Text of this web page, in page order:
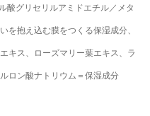
酸グリセリルアミドエチル／メタ
を抱え込む膜をつくる保湿成分、
キス、ローズマリー葉エキス、ラ
ロン酸ナトリウム＝保湿成分